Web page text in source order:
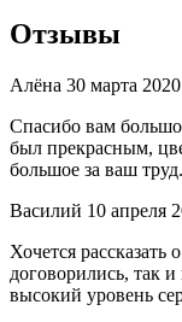
Отзывы
Алёна 30 марта 2020
Спасибо вам
был прекрасным,
большое за ваш
Василий 10 апреля
Хочется
договорились, так
высокий уровень